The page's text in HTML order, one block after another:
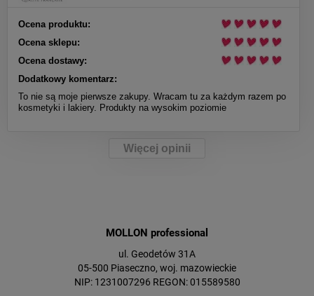
Ocena produktu:
Ocena sklepu:
Ocena dostawy:
Dodatkowy komentarz:
To nie są moje pierwsze zakupy. Wracam tu za każdym razem po
kosmetyki i lakiery. Produkty na wysokim poziomie
Więcej opinii
MOLLON professional
ul. Geodetów 31A
05-500 Piaseczno, woj. mazowieckie
NIP: 1231007296 REGON: 015589580